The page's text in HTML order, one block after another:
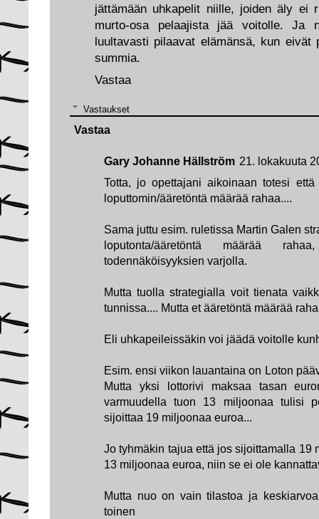
jättämään uhkapelit niille, joiden äly ei
murto-osa pelaajista jää voitolle. Ja
luultavasti pilaavat elämänsä, kun eivät
summia.
Vastaa
Vastaukset
Gary Johanne Hällström 21. lokakuuta
Totta, jo opettajani aikoinaan totesi
loputtomin/ääretöntä määrää rahaa....
Sama juttu esim. ruletissa Martin Galen
loputonta/ääretöntä määrää
todennäköisyyksien varjolla.
Mutta tuolla strategialla voit tienata
tunnissa.... Mutta et ääretöntä määrää
Eli uhkapeileissäkin voi jäädä voitolle
Esim. ensi viikon lauantaina on Loton
Mutta yksi lottorivi maksaa tasan
varmuudella tuon 13 miljoonaa tulisi
sijoittaa 19 miljoonaa euroa...
Jo tyhmäkin tajua että jos sijoittamalla 19
13 miljoonaa euroa, niin se ei ole
Mutta nuo on vain tilastoa ja
toinen
Vastaa